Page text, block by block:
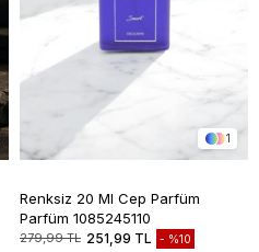
1
Renksiz 20 Ml Cep Parfüm
Parfüm 1085245110
279,99 TL 251,99 TL %10